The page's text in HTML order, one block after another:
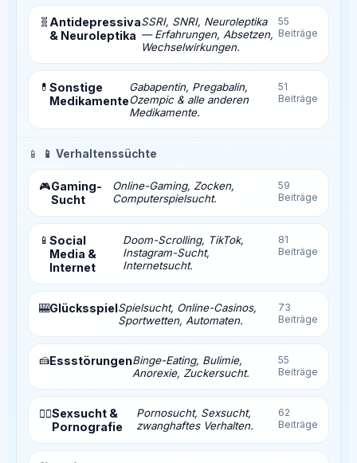
🧬 Antidepressiva
& Neuroleptika
SSRI, SNRI, Neuroleptika
— Erfahrungen, Absetzen,
Wechselwirkungen.
55
Beiträge
💊 Sonstige
Medikamente
Gabapentin, Pregabalin,
Ozempic & alle anderen
Medikamente.
51
Beiträge
📱 📱 Verhaltenssüchte
🎮Gaming-
Sucht
Online-Gaming, Zocken,
Computerspielsucht.
59
Beiträge
📱 Social
Media &
Internet
Doom-Scrolling, TikTok,
Instagram-Sucht,
Internetsucht.
81
Beiträge
🎰GlücksspielSpielsucht, Online-Casinos,
Sportwetten, Automaten.
73
Beiträge
🍰EssstörungenBinge-Eating, Bulimie,
Anorexie, Zuckersucht.
55
Beiträge
❤️‍🔥Sexsucht &
Pornografie
Pornosucht, Sexsucht,
zwanghaftes Verhalten.
62
Beiträge